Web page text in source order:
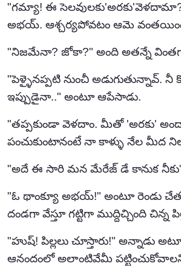
"గమ్యా! ఈ
అభయ్. ఆశ్చర్యపోవటం ఆమె
"నిజమేనా? జోకా?" అంది అతన్నే వింతగా
"పెళ్ళైనప్పటి నుంచీ అడుగుతున్నావ్. నీ
ఇప్పుడైనా.." అంటూ ఆపేసాడు.
"తప్పకుండా వెళదాం. మీతో 'అరకు'
పంచుకుంటానంటే నా కాళ్ళు నేల మీద
"అదే ఈ సారి మన మేరేజ్ డే కానుక
"ఓ థాంక్యూ అభయ్!" అంటూ రెండు
దండగా వేస్తూ గట్టిగా ముద్దిచ్చింది చిన్న
"హుష్! పిల్లలు చూస్తారు!" అన్నాడు
ఆనందంలో అలాంటివేమీ పట్టించుకోవాలని